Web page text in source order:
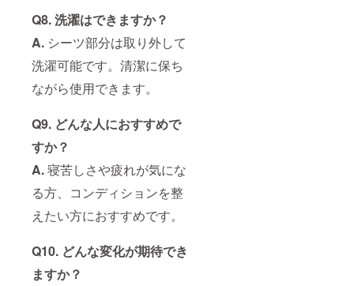
Q8. 洗濯はできますか？
A. シーツ部分は取り外して
洗濯可能です。清潔に保ち
ながら使用できます。
Q9. どんな人におすすめで
すか？
A.寝苦しさや疲れが気にな
る方、コンディションを整
えたい方におすすめです。
Q10. どんな変化が期待でき
ますか？